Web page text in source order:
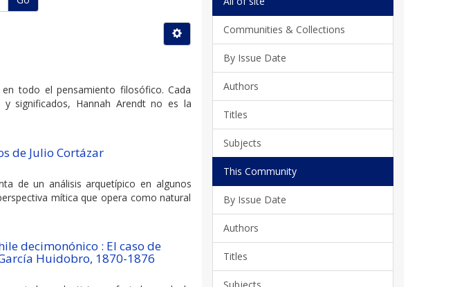
todo el pensamiento filosófico. Cada
significados, Hannah Arendt no es la
de Julio Cortázar
de un análisis arquetípico en algunos
mítica que opera como natural
decimonónico : El caso de
Huidobro, 1870-1876
Communities & Collections
By Issue Date
Authors
Titles
Subjects
This Community
By Issue Date
Authors
Titles